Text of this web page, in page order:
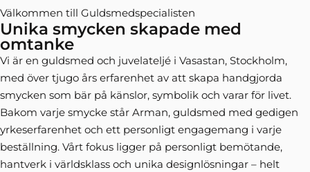
Välkommen till Guldsmedspecialisten
Unika smycken skapade med
omtanke
Vi är en guldsmed och juvelateljé i Vasastan, Stockholm,
med över tjugo års erfarenhet av att skapa handgjorda
smycken som bär på känslor, symbolik och varar för livet.
Bakom varje smycke står Arman, guldsmed med gedigen
yrkeserfarenhet och ett personligt engagemang i varje
beställning. Vårt fokus ligger på personligt bemötande,
hantverk i världsklass och unika designlösningar – helt